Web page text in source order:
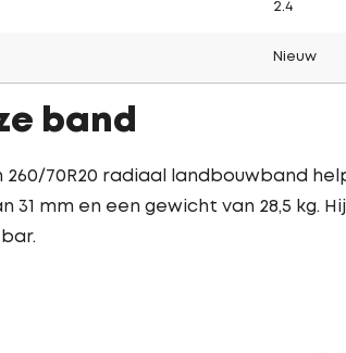
2.4
Nieuw
band
260/70R20 radiaal landbouwband
31 mm en een gewicht van 28,5 kg.